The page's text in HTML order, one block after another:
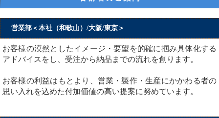
営業部＜本社（和歌山）/大阪/東京＞
お客様の漠然としたイメージ・要望を的確に掴み具体化する
アドバイスをし、受注から納品までの流れを創ります。
お客様の利益はもとより、営業・製作・生産にかかわる者の
思い入れを込めた付加価値の高い提案に努めています。